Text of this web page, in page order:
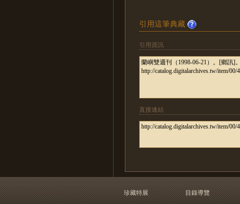
引用這筆典藏
引用資訊
直接連結
珍藏特展
目錄導覽